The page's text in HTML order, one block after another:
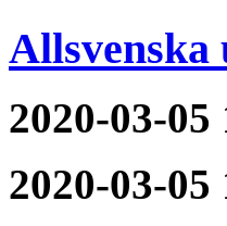
Allsvenska
2020-03-05
2020-03-05